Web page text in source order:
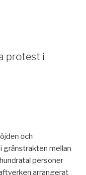
protest i
och
gränstrakten mellan
personer
arrangerat